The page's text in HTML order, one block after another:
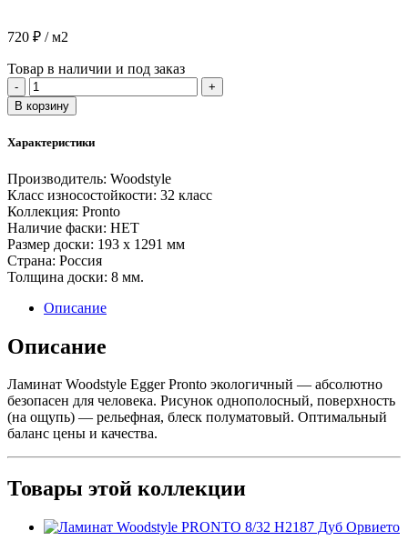
720 ₽ / м2
Товар в наличии и под заказ
-
Количество
товара
Ламинат
PRONTO
H1089
Дуб
Сована
+
В корзину
Характеристики
Производитель: Woodstyle
Класс износостойкости: 32 класс
Коллекция: Pronto
Наличие фаски: НЕТ
Размер доски: 193 х 1291 мм
Страна: Россия
Толщина доски: 8 мм.
Описание
Описание
Ламинат Woodstyle Egger Pronto экологичный — абсолютно
безопасен для человека. Рисунок однополосный, поверхность
(на ощупь) — рельефная, блеск полуматовый. Оптимальный
баланс цены и качества.
Товары этой коллекции